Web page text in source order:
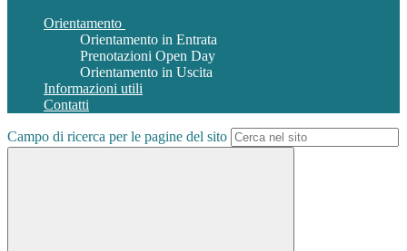
Orientamento
Orientamento in Entrata
Prenotazioni Open Day
Orientamento in Uscita
Informazioni utili
Contatti
Campo di ricerca per le pagine del sito